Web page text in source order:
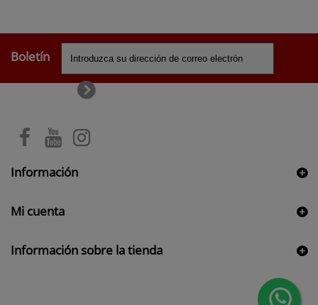
Boletín
Información
Mi cuenta
Información sobre la tienda